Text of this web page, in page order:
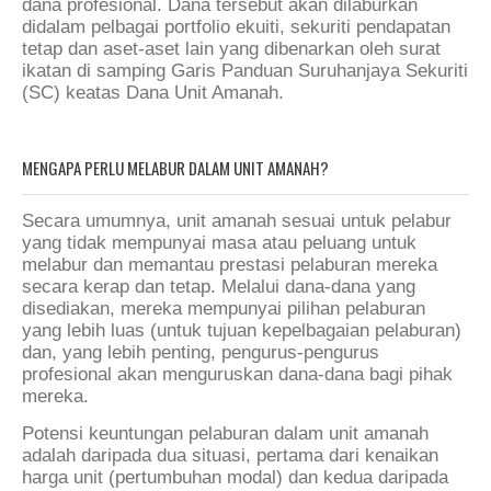
dana profesional. Dana tersebut akan dilaburkan
didalam pelbagai portfolio ekuiti, sekuriti pendapatan
tetap dan aset-aset lain yang dibenarkan oleh surat
ikatan di samping Garis Panduan Suruhanjaya Sekuriti
(SC) keatas Dana Unit Amanah.
MENGAPA PERLU MELABUR DALAM UNIT AMANAH?
Secara umumnya, unit amanah sesuai untuk pelabur
yang tidak mempunyai masa atau peluang untuk
melabur dan memantau prestasi pelaburan mereka
secara kerap dan tetap. Melalui dana-dana yang
disediakan, mereka mempunyai pilihan pelaburan
yang lebih luas (untuk tujuan kepelbagaian pelaburan)
dan, yang lebih penting, pengurus-pengurus
profesional akan menguruskan dana-dana bagi pihak
mereka.
Potensi keuntungan pelaburan dalam unit amanah
adalah daripada dua situasi, pertama dari kenaikan
harga unit (pertumbuhan modal) dan kedua daripada